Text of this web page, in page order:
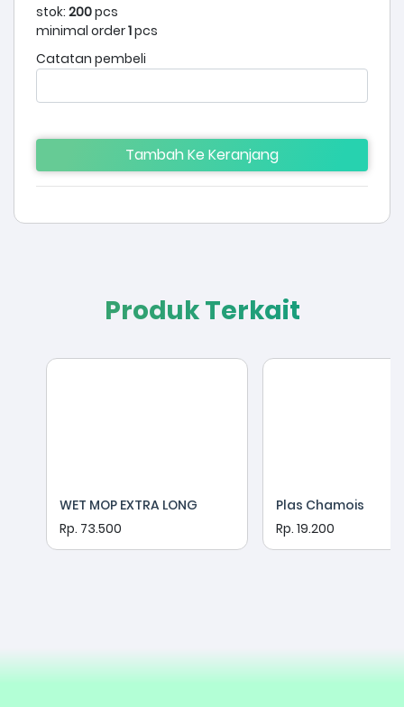
stok: 200pcs
minimal order1pcs
Catatan pembeli
Tambah Ke Keranjang
Produk Terkait
WET MOP EXTRA LONG
Rp. 73.500
Plas Chamois
Rp. 19.200